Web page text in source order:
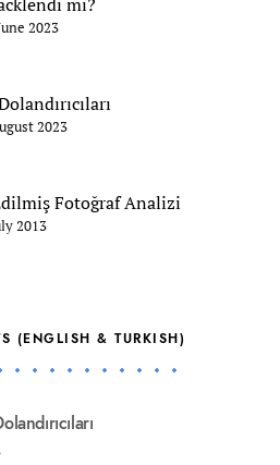
2023
2023
Fotoğraf Analizi
2013
(ENGLISH & TURKISH)